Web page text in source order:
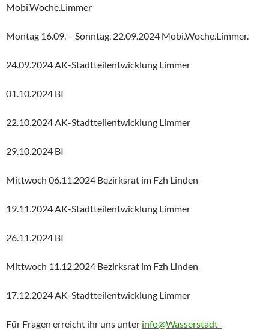
Mobi.Woche.Limmer
Montag 16.09. – Sonntag, 22.09.2024 Mobi.Woche.Limmer.
24.09.2024 AK-Stadtteilentwicklung Limmer
01.10.2024 BI
22.10.2024 AK-Stadtteilentwicklung Limmer
29.10.2024 BI
Mittwoch 06.11.2024 Bezirksrat im Fzh Linden
19.11.2024 AK-Stadtteilentwicklung Limmer
26.11.2024 BI
Mittwoch 11.12.2024 Bezirksrat im Fzh Linden
17.12.2024 AK-Stadtteilentwicklung Limmer
Für Fragen erreicht ihr uns unter info@Wasserstadt-